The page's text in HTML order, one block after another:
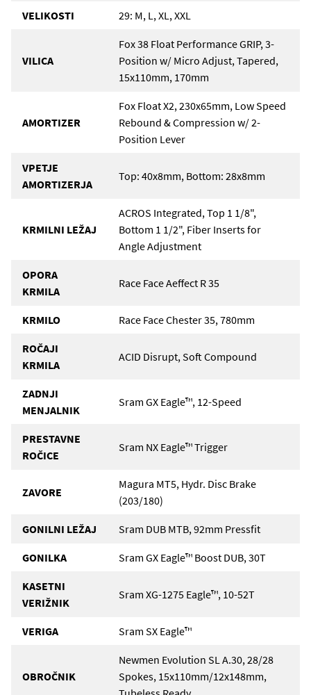
VELIKOSTI 29: M, L, XL, XXL
VILICA
Fox 38 Float Performance GRIP, 3-
Position w/ Micro Adjust, Tapered,
15x110mm, 170mm
AMORTIZER
Fox Float X2, 230x65mm, Low Speed
Rebound & Compression w/ 2-
Position Lever
VPETJE
AMORTIZERJA
Top: 40x8mm, Bottom: 28x8mm
KRMILNI LEŽAJ
ACROS Integrated, Top 1 1/8",
Bottom 1 1/2", Fiber Inserts for
Angle Adjustment
OPORA
KRMILA
Race Face Aeffect R 35
KRMILO Race Face Chester 35, 780mm
ROČAJI
KRMILA
ACID Disrupt, Soft Compound
ZADNJI
MENJALNIK
Sram GX Eagle™, 12-Speed
PRESTAVNE
ROČICE
Sram NX Eagle™ Trigger
ZAVORE
Magura MT5, Hydr. Disc Brake
(203/180)
GONILNI LEŽAJ Sram DUB MTB, 92mm Pressfit
GONILKA Sram GX Eagle™ Boost DUB, 30T
KASETNI
VERIŽNIK
Sram XG-1275 Eagle™, 10-52T
VERIGA Sram SX Eagle™
OBROČNIK
Newmen Evolution SL A.30, 28/28
Spokes, 15x110mm/12x148mm,